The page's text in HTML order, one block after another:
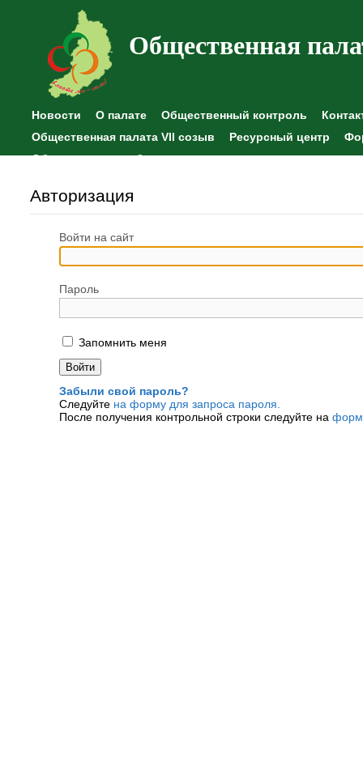
Общественная
Новости О палате Общественный контроль
Общественная палата VII созыв
Ресурсный центр
Общественные наблюдения
Авторизация
Войти на сайт
Пароль
Запомнить меня
Забыли свой пароль?
Следуйте на форму для запроса пароля.
После получения контрольной строки следуйте на